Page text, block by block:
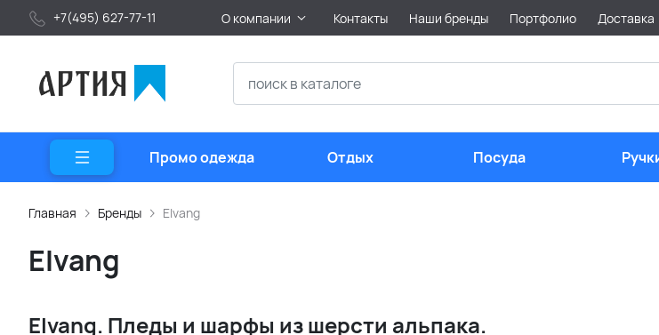
+7(495) 627-77-11 О компании Контакты Наши бренды Портфолио Доставка
Промо одежда Отдых Посуда
Главная Бренды Elvang
Elvang
Elvang. Пледы и шарфы из шерсти альпака.